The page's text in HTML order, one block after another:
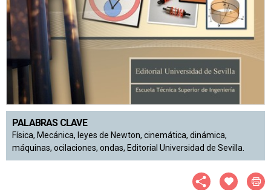
PALABRAS CLAVE
Física, Mecánica, leyes de Newton, cinemática, dinámica,
máquinas, ocilaciones, ondas, Editorial Universidad de Sevilla.